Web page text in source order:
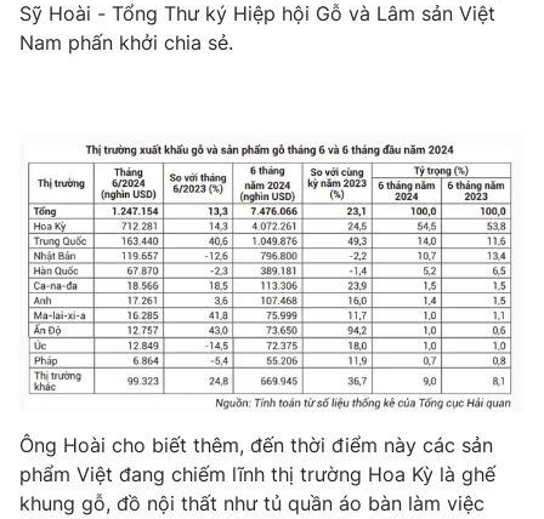
Thị trường 24h Tấm lòng Việt
VTV9 VTV8
Liên hệ tòa soạn English
THỜI BÁO VTV
Theo dõi báo trên
Sỹ Hoài - Tổng Thư ký Hiệp hội Gỗ và Lâm sản Việt
Nam phấn khởi chia sẻ.
Ông Hoài cho biết thêm, đến thời điểm này các sản
phẩm Việt đang chiếm lĩnh thị trường Hoa Kỳ là ghế
khung gỗ, đồ nội thất như tủ quần áo bàn làm việc